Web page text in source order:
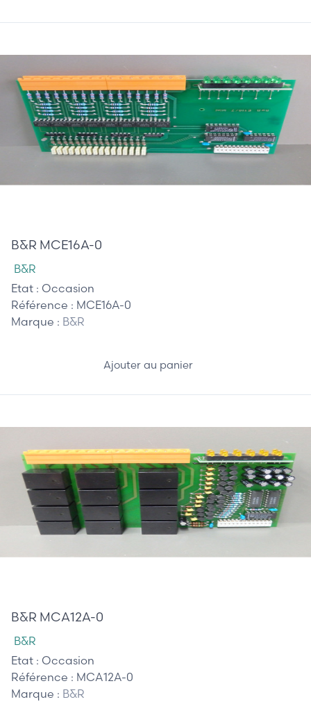
B&R MCE16A-0
B&R
Etat : Occasion
Référence : MCE16A-0
Marque : B&R
Ajouter au panier
B&R MCA12A-0
B&R
Etat : Occasion
Référence : MCA12A-0
Marque : B&R